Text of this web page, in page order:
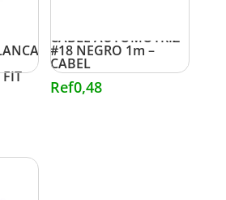
CABLE AUTOMOTRIZ
#18 NEGRO 1m –
CABEL
Ref0,48